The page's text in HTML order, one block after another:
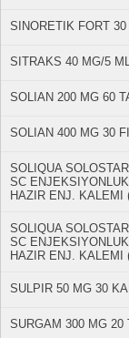
SINORETIK FORT
SITRAKS 40 MG/5
SOLIAN 200 MG 60
SOLIAN 400 MG 30
SOLIQUA
SC
HAZIR ENJ. KALEMI
SOLIQUA
SC
HAZIR ENJ. KALEMI
SULPIR 50 MG 30
SURGAM 300 MG 20